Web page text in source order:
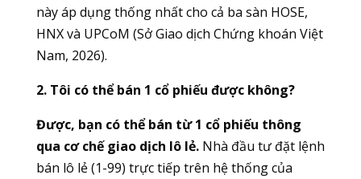
này áp dụng thống nhất cho cả ba sàn HOSE,
HNX và UPCoM (Sở Giao dịch Chứng khoán Việt
Nam, 2026).
2. Tôi có thể bán 1 cổ phiếu được không?
Được, bạn có thể bán từ 1 cổ phiếu thông
qua cơ chế giao dịch lô lẻ.Nhà đầu tư đặt lệnh
bán lô lẻ (1-99) trực tiếp trên hệ thống của